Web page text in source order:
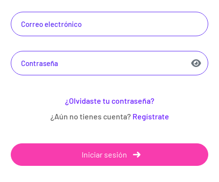
¿Olvidaste tu contraseña?
¿Aún no tienes cuenta? Regístrate
Iniciar sesión